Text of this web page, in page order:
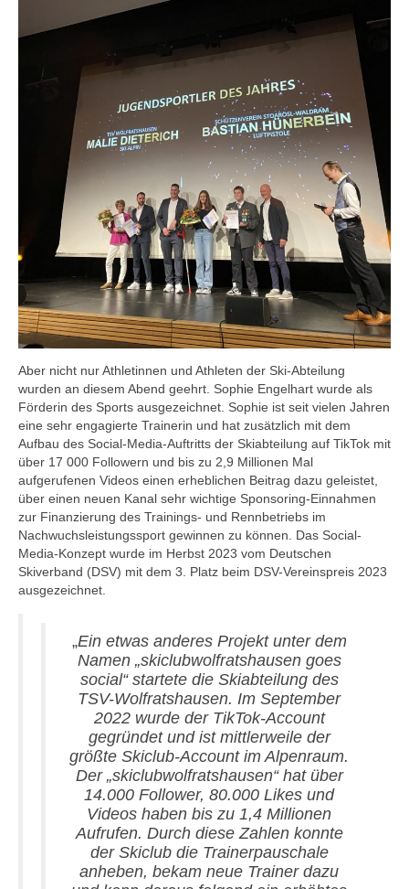
Aber nicht nur Athletinnen und Athleten der Ski-Abteilung
wurden an diesem Abend geehrt. Sophie Engelhart wurde als
Förderin des Sports ausgezeichnet. Sophie ist seit vielen Jahren
eine sehr engagierte Trainerin und hat zusätzlich mit dem
Aufbau des Social-Media-Auftritts der Skiabteilung auf TikTok mit
über 17 000 Followern und bis zu 2,9 Millionen Mal
aufgerufenen Videos einen erheblichen Beitrag dazu geleistet,
über einen neuen Kanal sehr wichtige Sponsoring-Einnahmen
zur Finanzierung des Trainings- und Rennbetriebs im
Nachwuchsleistungssport gewinnen zu können. Das Social-
Media-Konzept wurde im Herbst 2023 vom Deutschen
Skiverband (DSV) mit dem 3. Platz beim DSV-Vereinspreis 2023
ausgezeichnet.
„Ein etwas anderes Projekt unter dem
Namen „skiclubwolfratshausen goes
social“ startete die Skiabteilung des
TSV-Wolfratshausen. Im September
2022 wurde der TikTok-Account
gegründet und ist mittlerweile der
größte Skiclub-Account im Alpenraum.
Der „skiclubwolfratshausen“ hat über
14.000 Follower, 80.000 Likes und
Videos haben bis zu 1,4 Millionen
Aufrufen. Durch diese Zahlen konnte
der Skiclub die Trainerpauschale
anheben, bekam neue Trainer dazu